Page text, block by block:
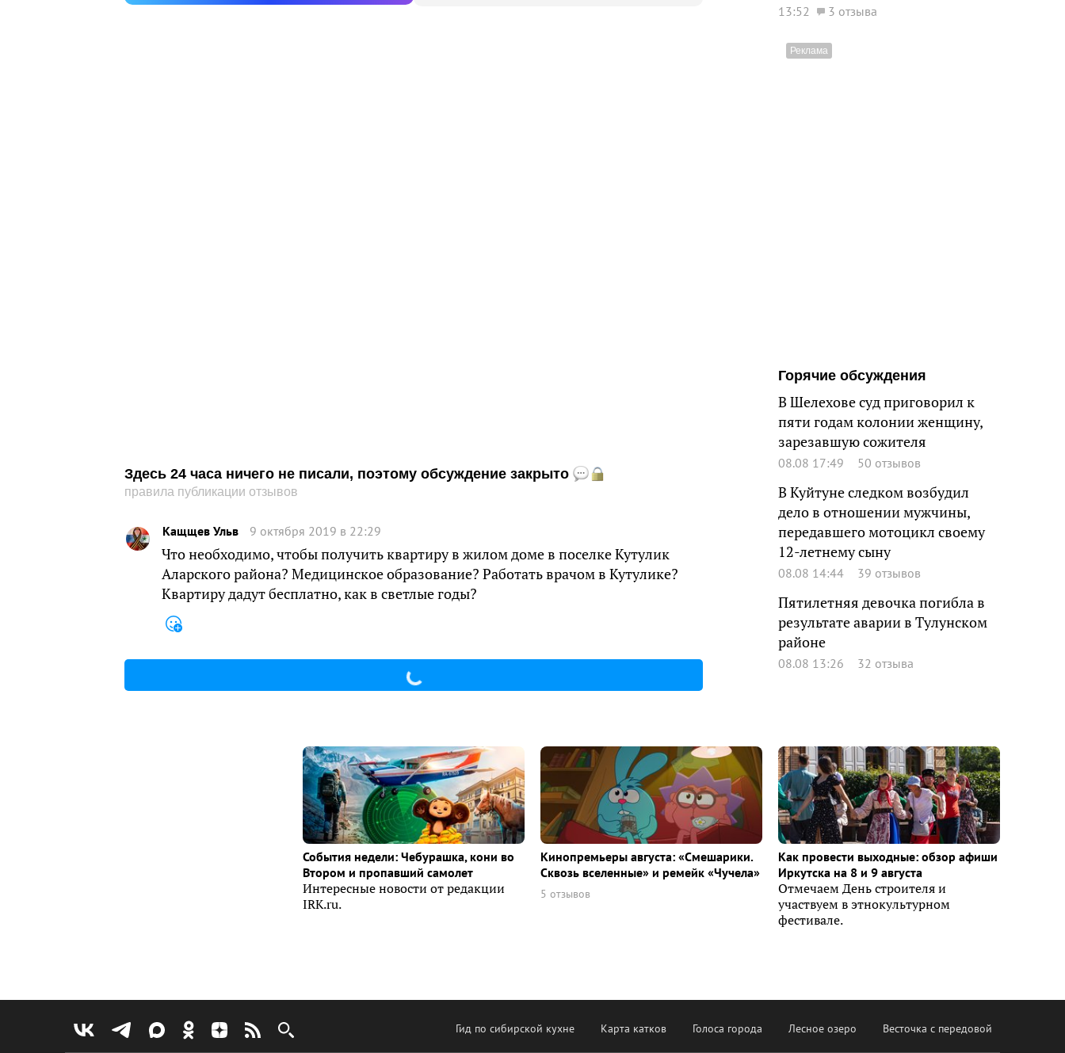
Здесь 24 часа ничего не писали, поэтому обсуждение закрыто
правила публикации отзывов
Кащщев Ульв 9 октября 2019 в 22:29
Что необходимо, чтобы получить квартиру в жилом доме в поселке Кутулик
Аларского района? Медицинское образование? Работать врачом в Кутулике?
Квартиру дадут бесплатно, как в светлые годы?
13:52 3 отзыва
Горячие обсуждения
В Шелехове суд приговорил к
пяти годам колонии женщину,
зарезавшую сожителя
08.08 17:49 50 отзывов
В Куйтуне следком возбудил
дело в отношении мужчины,
передавшего мотоцикл своему
12-летнему сыну
08.08 14:44 39 отзывов
Пятилетняя девочка погибла в
результате аварии в Тулунском
районе
08.08 13:26 32 отзыва
События недели: Чебурашка, кони во
Втором и пропавший самолет
Интересные новости от редакции
IRK.ru.
Кинопремьеры августа: «Смешарики.
Сквозь вселенные» и ремейк «Чучела»
5 отзывов
Как провести выходные: обзор афиши
Иркутска на 8 и 9 августа
Отмечаем День строителя и
участвуем в этнокультурном
фестивале.
Гид по сибирской кухне Карта катков Голоса города Лесное озеро Весточка с передовой